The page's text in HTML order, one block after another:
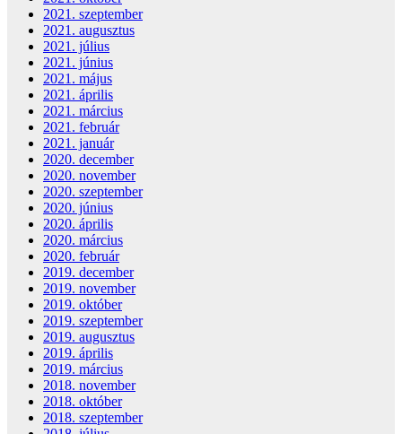
2021. szeptember
2021. augusztus
2021. július
2021. június
2021. május
2021. április
2021. március
2021. február
2021. január
2020. december
2020. november
2020. szeptember
2020. június
2020. április
2020. március
2020. február
2019. december
2019. november
2019. október
2019. szeptember
2019. augusztus
2019. április
2019. március
2018. november
2018. október
2018. szeptember